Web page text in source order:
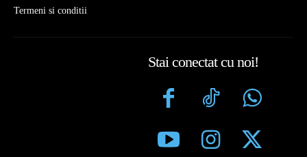
Termeni si conditii
Stai conectat cu noi!